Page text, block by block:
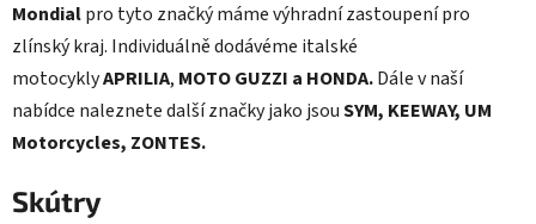
Mondialpro tyto značký máme výhradní zastoupení pro
zlínský kraj. Individuálně dodávéme italské
motocyklyAPRILIA, MOTO GUZZI a HONDA.Dále v naší
nabídce naleznete další značky jako jsouSYM, KEEWAY, UM
Motorcycles, ZONTES.
Skútry